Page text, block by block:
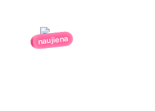
naujiena